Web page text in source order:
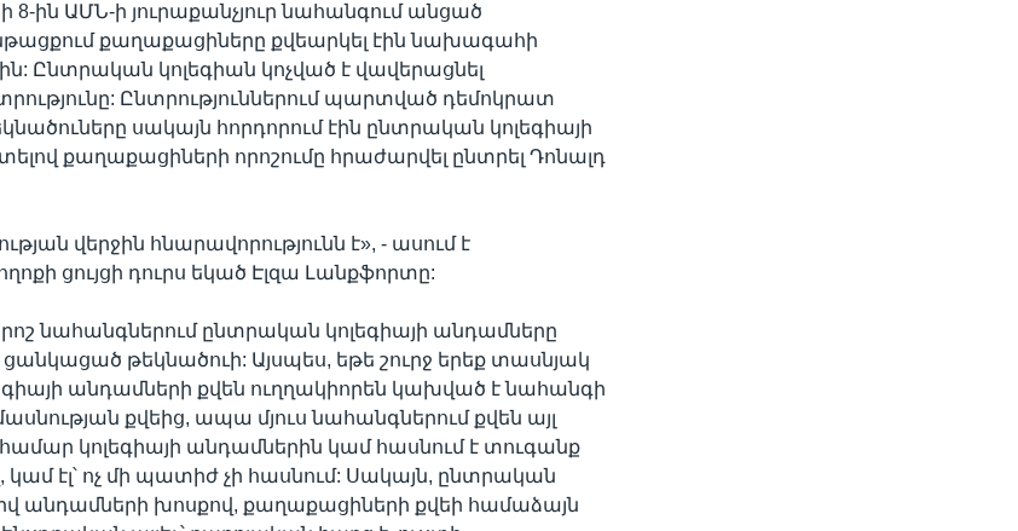
8-ին ԱՄՆ-ի յուրաքանչյուր նահանգում անցած
քաղաքացիները քվեարկել էին նախագահի
Ընտրական կոլեգիան կոչված է վավերացնել
Ընտրություններում պարտված դեմոկրատ
սակայն հորդորում էին ընտրական կոլեգիայի
քաղաքացիների որոշումը հրաժարվել ընտրել Դոնալդ
վերջին հնարավորությունն է», - ասում է
ցույցի դուրս եկած Էլզա Լանքֆորտը:
նահանգներում ընտրական կոլեգիայի անդամները
թեկնածուի: Այսպես, եթե շուրջ երեք տասնյակ
անդամների քվեն ուղղակիորեն կախված է նահանգի
քվեից, ապա մյուս նահանգներում քվեն այլ
կոլեգիայի անդամներին կամ հասնում է տուգանք
կամ էլ՝ ոչ մի պատիժ չի հասնում: Սակայն, ընտրական
անդամների խոսքով, քաղաքացիների քվեի համաձայն